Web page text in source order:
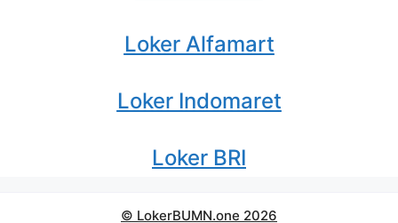
Loker Alfamart
Loker Indomaret
Loker BRI
© LokerBUMN.one 2026